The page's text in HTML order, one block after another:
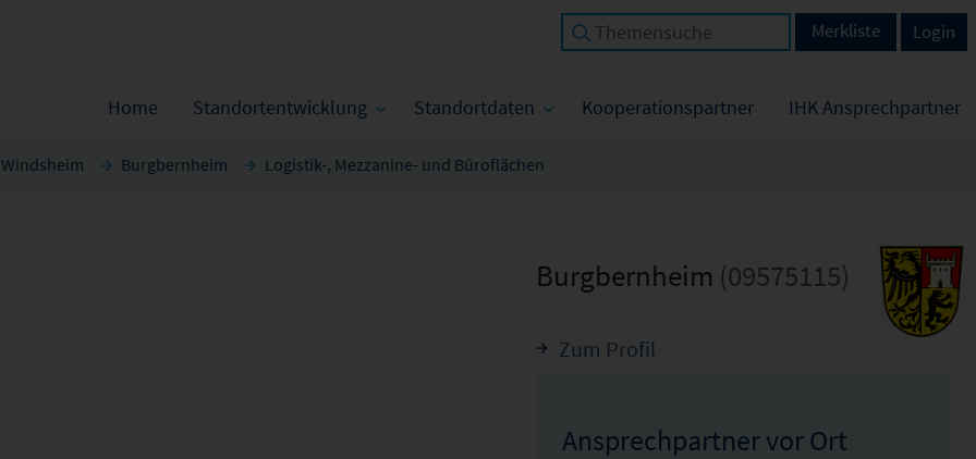
Home Standortentwicklung Standortdaten Kooperationspartner IHK Ansprechpartner
Login
Merkliste
Burgbernheim Logistik-, Mezzanine- und Büroflächen
Burgbernheim (09575115)
Zum Profil
Ansprechpartner vor Ort